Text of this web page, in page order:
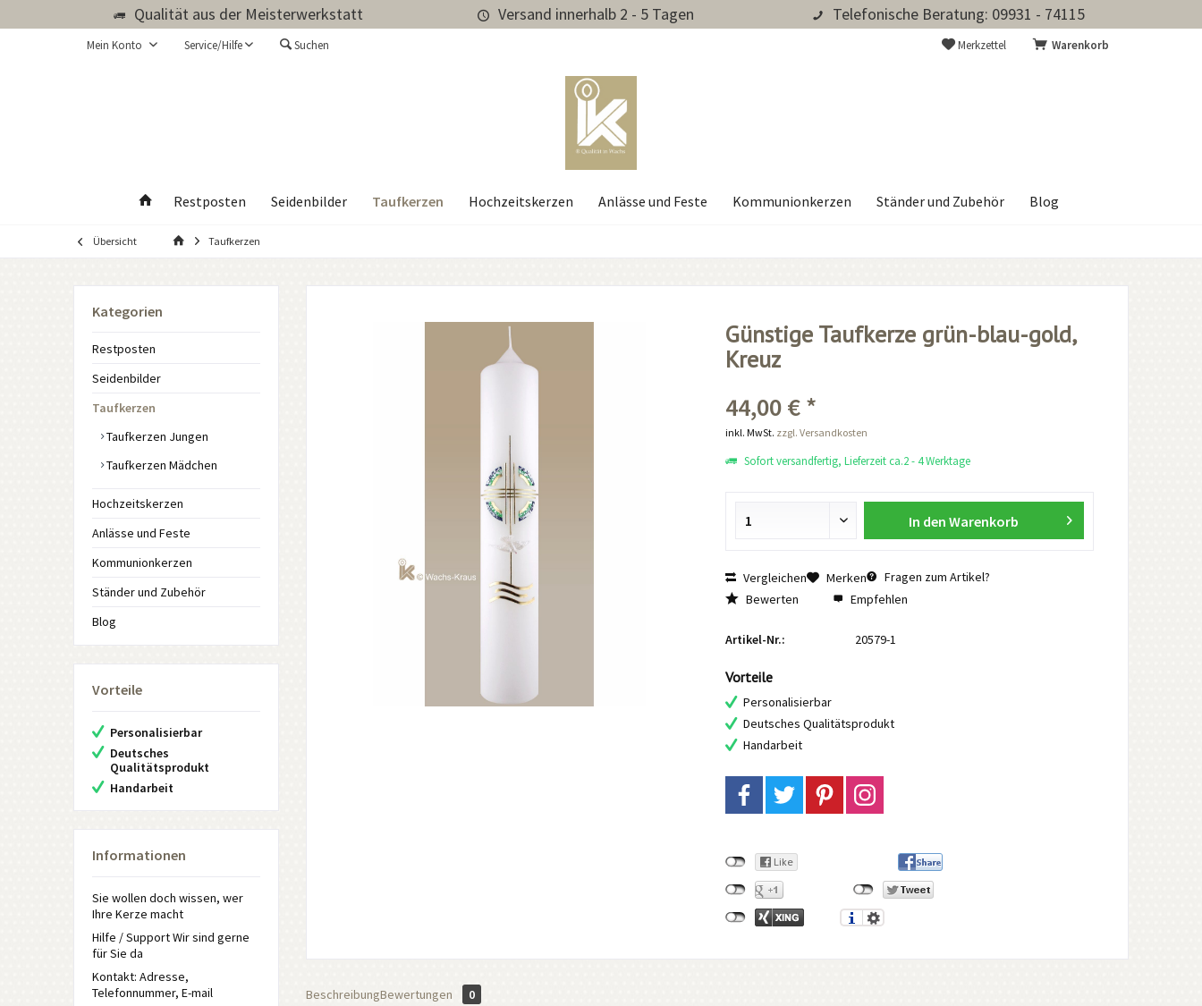
Qualität aus der Meisterwerkstatt Versand innerhalb 2 - 5 Tagen Telefonische Beratung: 09931 - 74115
Warenkorb
Merkzettel
Mein Konto Service/Hilfe Suchen
Restposten Seidenbilder Taufkerzen Hochzeitskerzen Anlässe und Feste Kommunionkerzen Ständer und Zubehör Blog
Übersicht Taufkerzen
Kategorien
Restposten
Seidenbilder
Taufkerzen
Taufkerzen Jungen
Taufkerzen Mädchen
Hochzeitskerzen
Anlässe und Feste
Kommunionkerzen
Ständer und Zubehör
Blog
Vorteile
Personalisierbar
Deutsches
Qualitätsprodukt
Handarbeit
Informationen
Sie wollen doch wissen, wer
Ihre Kerze macht
Hilfe / Support Wir sind gerne
für Sie da
Kontakt: Adresse,
Telefonnummer, E-mail
Günstige Taufkerze grün-blau-gold,
Kreuz
44,00 € *
inkl. MwSt. zzgl. Versandkosten
Sofort versandfertig, Lieferzeit ca.2 - 4 Werktage
In den Warenkorb
Vergleichen Merken
Fragen zum Artikel?
Bewerten
Empfehlen
Artikel-Nr.: 20579-1
Vorteile
Personalisierbar
Deutsches Qualitätsprodukt
Handarbeit
BeschreibungBewertungen 0